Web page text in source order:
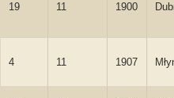
19 11 1900
4 11 1907